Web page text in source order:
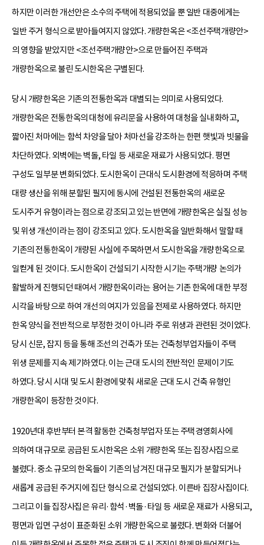
하지만 이러한 개선안은 소수의 주택에 적용되었을 뿐 일반 대중에게는
일반 주거 형식으로 받아들여지지 않았다. 개량한옥은 <조선주택개량안>
의 영향을 받았지만 <조선주택개량안>으로 만들어진 주택과
개량한옥으로 불린 도시한옥은 구별된다.
당시 개량한옥은 기존의 전통한옥과 대별되는 의미로 사용되었다.
개량한옥은 전통한옥의 대청에 유리문을 사용하여 대청을 실내화하고,
짧아진 처마에는 함석 차양을 달아 처마선을 강조하는 한편 햇빛과 빗물을
차단하였다. 외벽에는 벽돌, 타일 등 새로운 재료가 사용되었다. 평면
구성도 일부분 변화되었다. 도시한옥이 근대식 도시환경에 적응하며 주택
대량 생산을 위해 분할된 필지에 동시에 건설된 전통한옥의 새로운
도시주거 유형이라는 점으로 강조되고 있는 반면에 개량한옥은 실질 성능
및 위생 개선이라는 점이 강조되고 있다. 도시한옥을 일반화해서 말할 때
기존의 전통한옥이 개량된 사실에 주목하면서 도시한옥을 개량한옥으로
일컫게 된 것이다. 도시한옥이 건설되기 시작한 시기는 주택개량 논의가
활발하게 진행되던 때여서 개량한옥이라는 용어는 기존 한옥에 대한 부정
시각을 바탕으로 하여 개선의 여지가 있음을 전제로 사용하였다. 하지만
한옥 양식을 전반적으로 부정한 것이 아니라 주로 위생과 관련된 것이었다.
당시 신문, 잡지 등을 통해 조선의 건축가 또는 건축청부업자들이 주택
위생 문제를 지속 제기하였다. 이는 근대 도시의 전반적인 문제이기도
하였다. 당시 시대 및 도시 환경에 맞춰 새로운 근대 도시 건축 유형인
개량한옥이 등장한 것이다.
1920년대 후반부터 본격 활동한 건축청부업자 또는 주택경영회사에
의하여 대규모로 공급된 도시한옥은 소위 개량한옥 또는 집장사집으로
불렸다. 중소 규모의 한옥들이 기존의 남겨진 대규모 필지가 분할되거나
새롭게 공급된 주거지에 집단 형식으로 건설되었다. 이른바 집장사집이다.
그리고 이들 집장사집은 유리·함석·벽돌·타일 등 새로운 재료가 사용되고,
평면과 입면 구성이 표준화된 소위 개량한옥으로 불렸다. 변화와 더불어